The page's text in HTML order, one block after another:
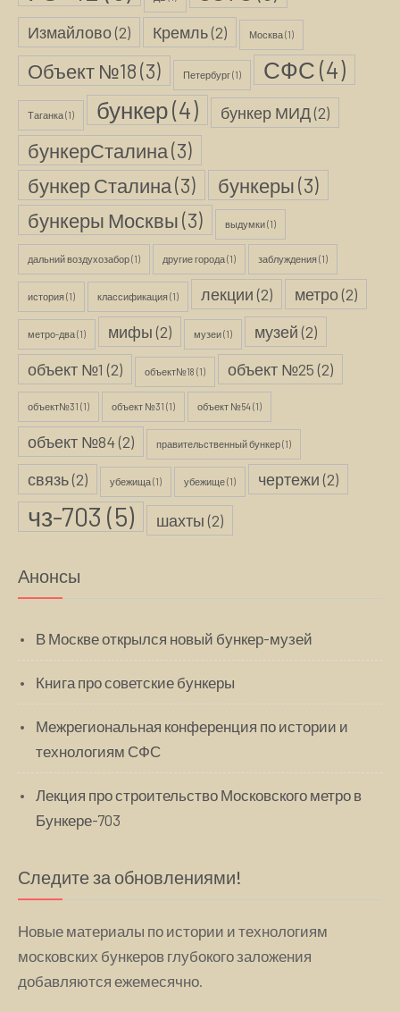
Измайлово(2) Кремль(2) Москва(1)
Объект №18(3) Петербург(1) СФС(4)
Таганка(1) бункер(4) бункер МИД(2)
бункерСталина(3)
бункер Сталина(3) бункеры(3)
бункеры Москвы(3) выдумки(1)
дальний воздухозабор(1) другие города(1) заблуждения(1)
история(1) классификация(1) лекции(2) метро(2)
метро-два(1) мифы(2) музеи(1) музей(2)
объект №1 (2) объект№18 (1) объект №25(2)
объект№31 (1) объект №31 (1) объект №54(1)
объект №84(2) правительственный бункер(1)
связь(2) убежища(1) убежище(1) чертежи(2)
чз-703 (5) шахты(2)
Анонсы
В Москве открылся новый бункер-музей
Книга про советские бункеры
Межрегиональная конференция по истории и
технологиям СФС
Лекция про строительство Московского метро в
Бункере-703
Следите за обновлениями!
Новые материалы по истории и технологиям
московских бункеров глубокого заложения
добавляются ежемесячно.